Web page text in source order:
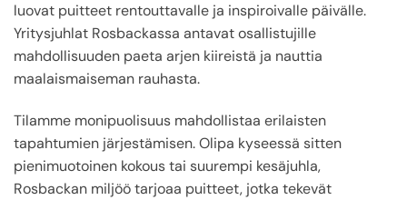
luovat puitteet rentouttavalle ja inspiroivalle päivälle.
Yritysjuhlat Rosbackassa antavat osallistujille
mahdollisuuden paeta arjen kiireistä ja nauttia
maalaismaiseman rauhasta.
Tilamme monipuolisuus mahdollistaa erilaisten
tapahtumien järjestämisen. Olipa kyseessä sitten
pienimuotoinen kokous tai suurempi kesäjuhla,
Rosbackan miljöö tarjoaa puitteet, jotka tekevät